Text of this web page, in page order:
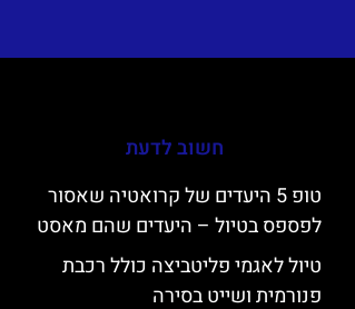
חשוב לדעת
טופ 5 היעדים של קרואטיה שאסור
לפספס בטיול – היעדים שהם מאסט
טיול לאגמי פליטביצה כולל רכבת
פנורמית ושייט בסירה